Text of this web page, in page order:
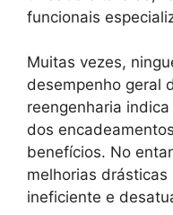
funcionais
Muitas vezes,
desempenho geral
reengenharia
dos
benefícios. No
melhorias
ineficiente e